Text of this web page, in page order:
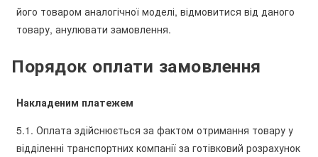
його товаром аналогічної моделі, відмовитися від даного
товару, анулювати замовлення.
Порядок оплати замовлення
Накладеним платежем
5.1. Оплата здійснюється за фактом отримання товару у
відділенні транспортних компанії за готівковий розрахунок